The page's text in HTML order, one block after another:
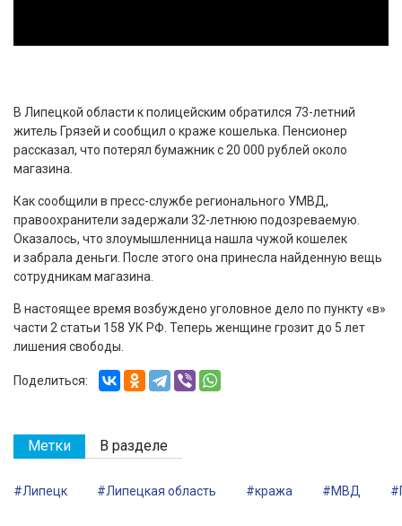
В Липецкой области к полицейским обратился 73-летний
житель Грязей и сообщил о краже кошелька. Пенсионер
рассказал, что потерял бумажник с 20 000 рублей около
магазина.
Как сообщили в пресс-службе регионального УМВД,
правоохранители задержали 32-летнюю подозреваемую.
Оказалось, что злоумышленница нашла чужой кошелек
и забрала деньги. После этого она принесла найденную вещь
сотрудникам магазина.
В настоящее время возбуждено уголовное дело по пункту «в»
части 2 статьи 158 УК РФ. Теперь женщине грозит до 5 лет
лишения свободы.
Поделиться:
Метки В разделе
#Липецк #Липецкая область #кража #МВД